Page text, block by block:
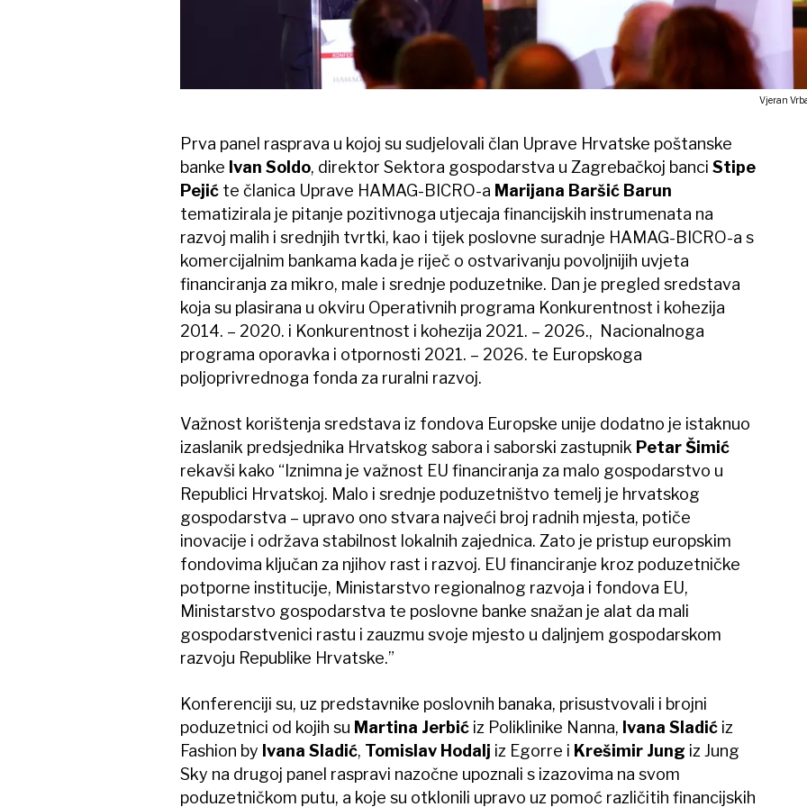
Vjeran
Prva panel rasprava u kojoj su sudjelovali član Uprave Hrvatske poštanske
banke Ivan Soldo, direktor Sektora gospodarstva u Zagrebačkoj banci Stipe
Pejićte članica Uprave HAMAG-BICRO-a Marijana Baršić Barun
tematizirala je pitanje pozitivnoga utjecaja financijskih instrumenata na
razvoj malih i srednjih tvrtki, kao i tijek poslovne suradnje HAMAG-BICRO-a s
komercijalnim bankama kada je riječ o ostvarivanju povoljnijih uvjeta
financiranja za mikro, male i srednje poduzetnike. Dan je pregled sredstava
koja su plasirana u okviru Operativnih programa Konkurentnost i kohezija
2014. – 2020. i Konkurentnost i kohezija 2021. – 2026., Nacionalnoga
programa oporavka i otpornosti 2021. – 2026. te Europskoga
poljoprivrednoga fonda za ruralni razvoj.
Važnost korištenja sredstava iz fondova Europske unije dodatno je istaknuo
izaslanik predsjednika Hrvatskog sabora i saborski zastupnik Petar Šimić
rekavši kako “Iznimna je važnost EU financiranja za malo gospodarstvo u
Republici Hrvatskoj. Malo i srednje poduzetništvo temelj je hrvatskog
gospodarstva – upravo ono stvara najveći broj radnih mjesta, potiče
inovacije i održava stabilnost lokalnih zajednica. Zato je pristup europskim
fondovima ključan za njihov rast i razvoj. EU financiranje kroz poduzetničke
potporne institucije, Ministarstvo regionalnog razvoja i fondova EU,
Ministarstvo gospodarstva te poslovne banke snažan je alat da mali
gospodarstvenici rastu i zauzmu svoje mjesto u daljnjem gospodarskom
razvoju Republike Hrvatske.”
Konferenciji su, uz predstavnike poslovnih banaka, prisustvovali i brojni
poduzetnici od kojih su Martina Jerbićiz Poliklinike Nanna, Ivana Sladićiz
Fashion by Ivana Sladić, Tomislav Hodalj iz Egorre i Krešimir Jung iz Jung
Sky na drugoj panel raspravi nazočne upoznali s izazovima na svom
poduzetničkom putu, a koje su otklonili upravo uz pomoć različitih financijskih